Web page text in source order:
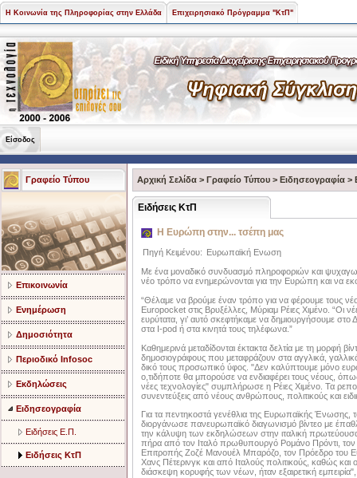
Η Κοινωνία της Πληροφορίας στην Ελλάδα Επιχειρησιακό Πρόγραμμα "ΚτΠ"
Είσοδος
Γραφείο Τύπου
Επικοινωνία
Ενημέρωση
Δημοσιότητα
Περιοδικό Infosoc
Εκδηλώσεις
Ειδησεογραφία
Ειδήσεις Ε.Π.
Ειδήσεις ΚτΠ
Αρχική Σελίδα > Γραφείο Τύπου > Ειδησεογραφία >
Ειδήσεις ΚτΠ
Η Ευρώπη στην... τσέπη μας
Πηγή Κειμένου: Ευρωπαϊκή Ενωση
Με ένα μοναδικό συνδυασμό πληροφοριών και
νέο τρόπο να ενημερώνονται για την Ευρώπη και να
“Θέλαμε να βρούμε έναν τρόπο για να φέρουμε τους
Europocket στις Βρυξέλλες, Μύριαμ Ρέιες Χιμένο. “Οι
ευρύτατα, γι’ αυτό σκεφτήκαμε να δημιουργήσουμε
στα I-pod ή στα κινητά τους τηλέφωνα.”
Καθημερινά μεταδίδονται έκτακτα δελτία με τη μορφή
δημοσιογράφους που μεταφράζουν στα αγγλικά,
δικό τους προσωπικό ύφος. "Δεν καλύπτουμε μόνο
ο,τιδήποτε θα μπορούσε να ενδιαφέρει τους νέους,
νέες τεχνολογίες" συμπλήρωσε η Ρέιες Χιμένο. Τα
συνεντεύξεις από νέους ανθρώπους, πολιτικούς και
Για τα πεντηκοστά γενέθλια της Ευρωπαϊκής Ένωσης,
διοργάνωσε πανευρωπαϊκό διαγωνισμό βίντεο με
την κάλυψη των εκδηλώσεων στην ιταλική
πήρα από τον Ιταλό πρωθυπουργό Ρομάνο Πρόντι,
Επιτροπής Ζοζέ Μανουέλ Μπαρόζο, τον Πρόεδρο του
Χανς Πέτερινγκ και από Ιταλούς πολιτικούς, καθώς και
διάσκεψη κορυφής των νέων, ήταν εξαιρετική